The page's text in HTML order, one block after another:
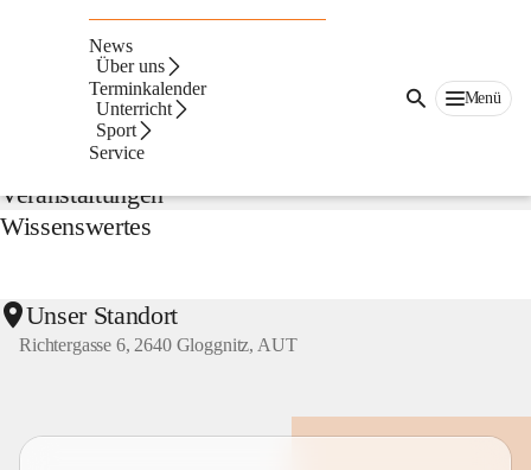
News
Über uns
Terminkalender
Unterricht
Sport
Service
Menü
Aktuelles
Veranstaltungen
Wissenswertes
Unser Standort
Richtergasse 6, 2640 Gloggnitz, AUT